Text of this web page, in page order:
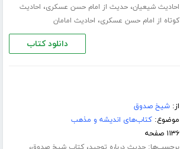
احادیث شیعیان،حدیث از امام حسن عسکری، احادیث
کوتاه از امام حسن عسکری، احادیث امامان
دانلود کتاب
از:شیخ صدوق
موضوع:کتاب‌های اندیشه و مذهب
۱۱۳۶ صفحه
حدیث درباره توحید کتاب شیخ صدوق